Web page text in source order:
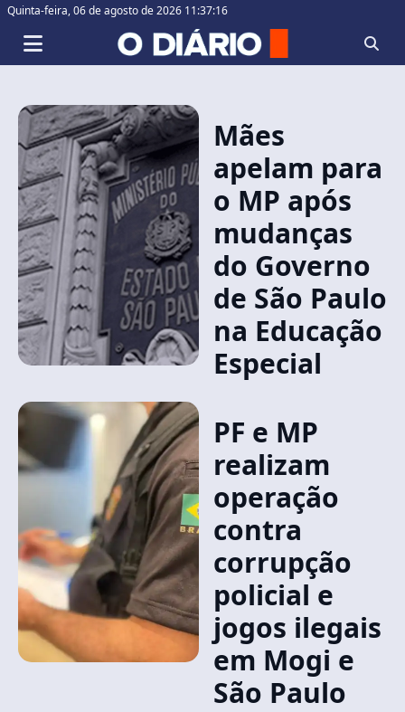
Quinta-feira,06 de agosto de 2026 11:37:16
Mães
apelam para
o MP após
mudanças
do Governo
de São Paulo
na Educação
Especial
PF e MP
realizam
operação
contra
corrupção
policial e
jogos ilegais
em Mogi e
São Paulo